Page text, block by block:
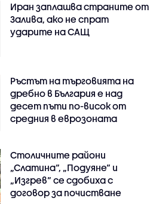
Иран заплашва страните от
Залива, ако не спрат
ударите на САЩ
Ръстът на търговията на
дребно в България е над
десет пъти по-висок от
средния в еврозоната
Столичните райони
„Слатина“, „Подуяне“ и
„Изгрев“ се сдобиха с
договор за почистване